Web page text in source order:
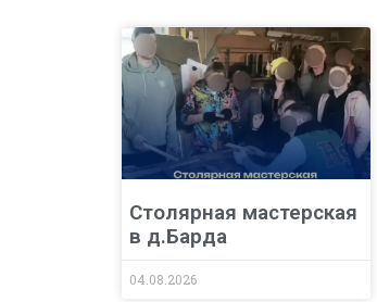
Столярная мастерская
в д.Барда
04.08.2026